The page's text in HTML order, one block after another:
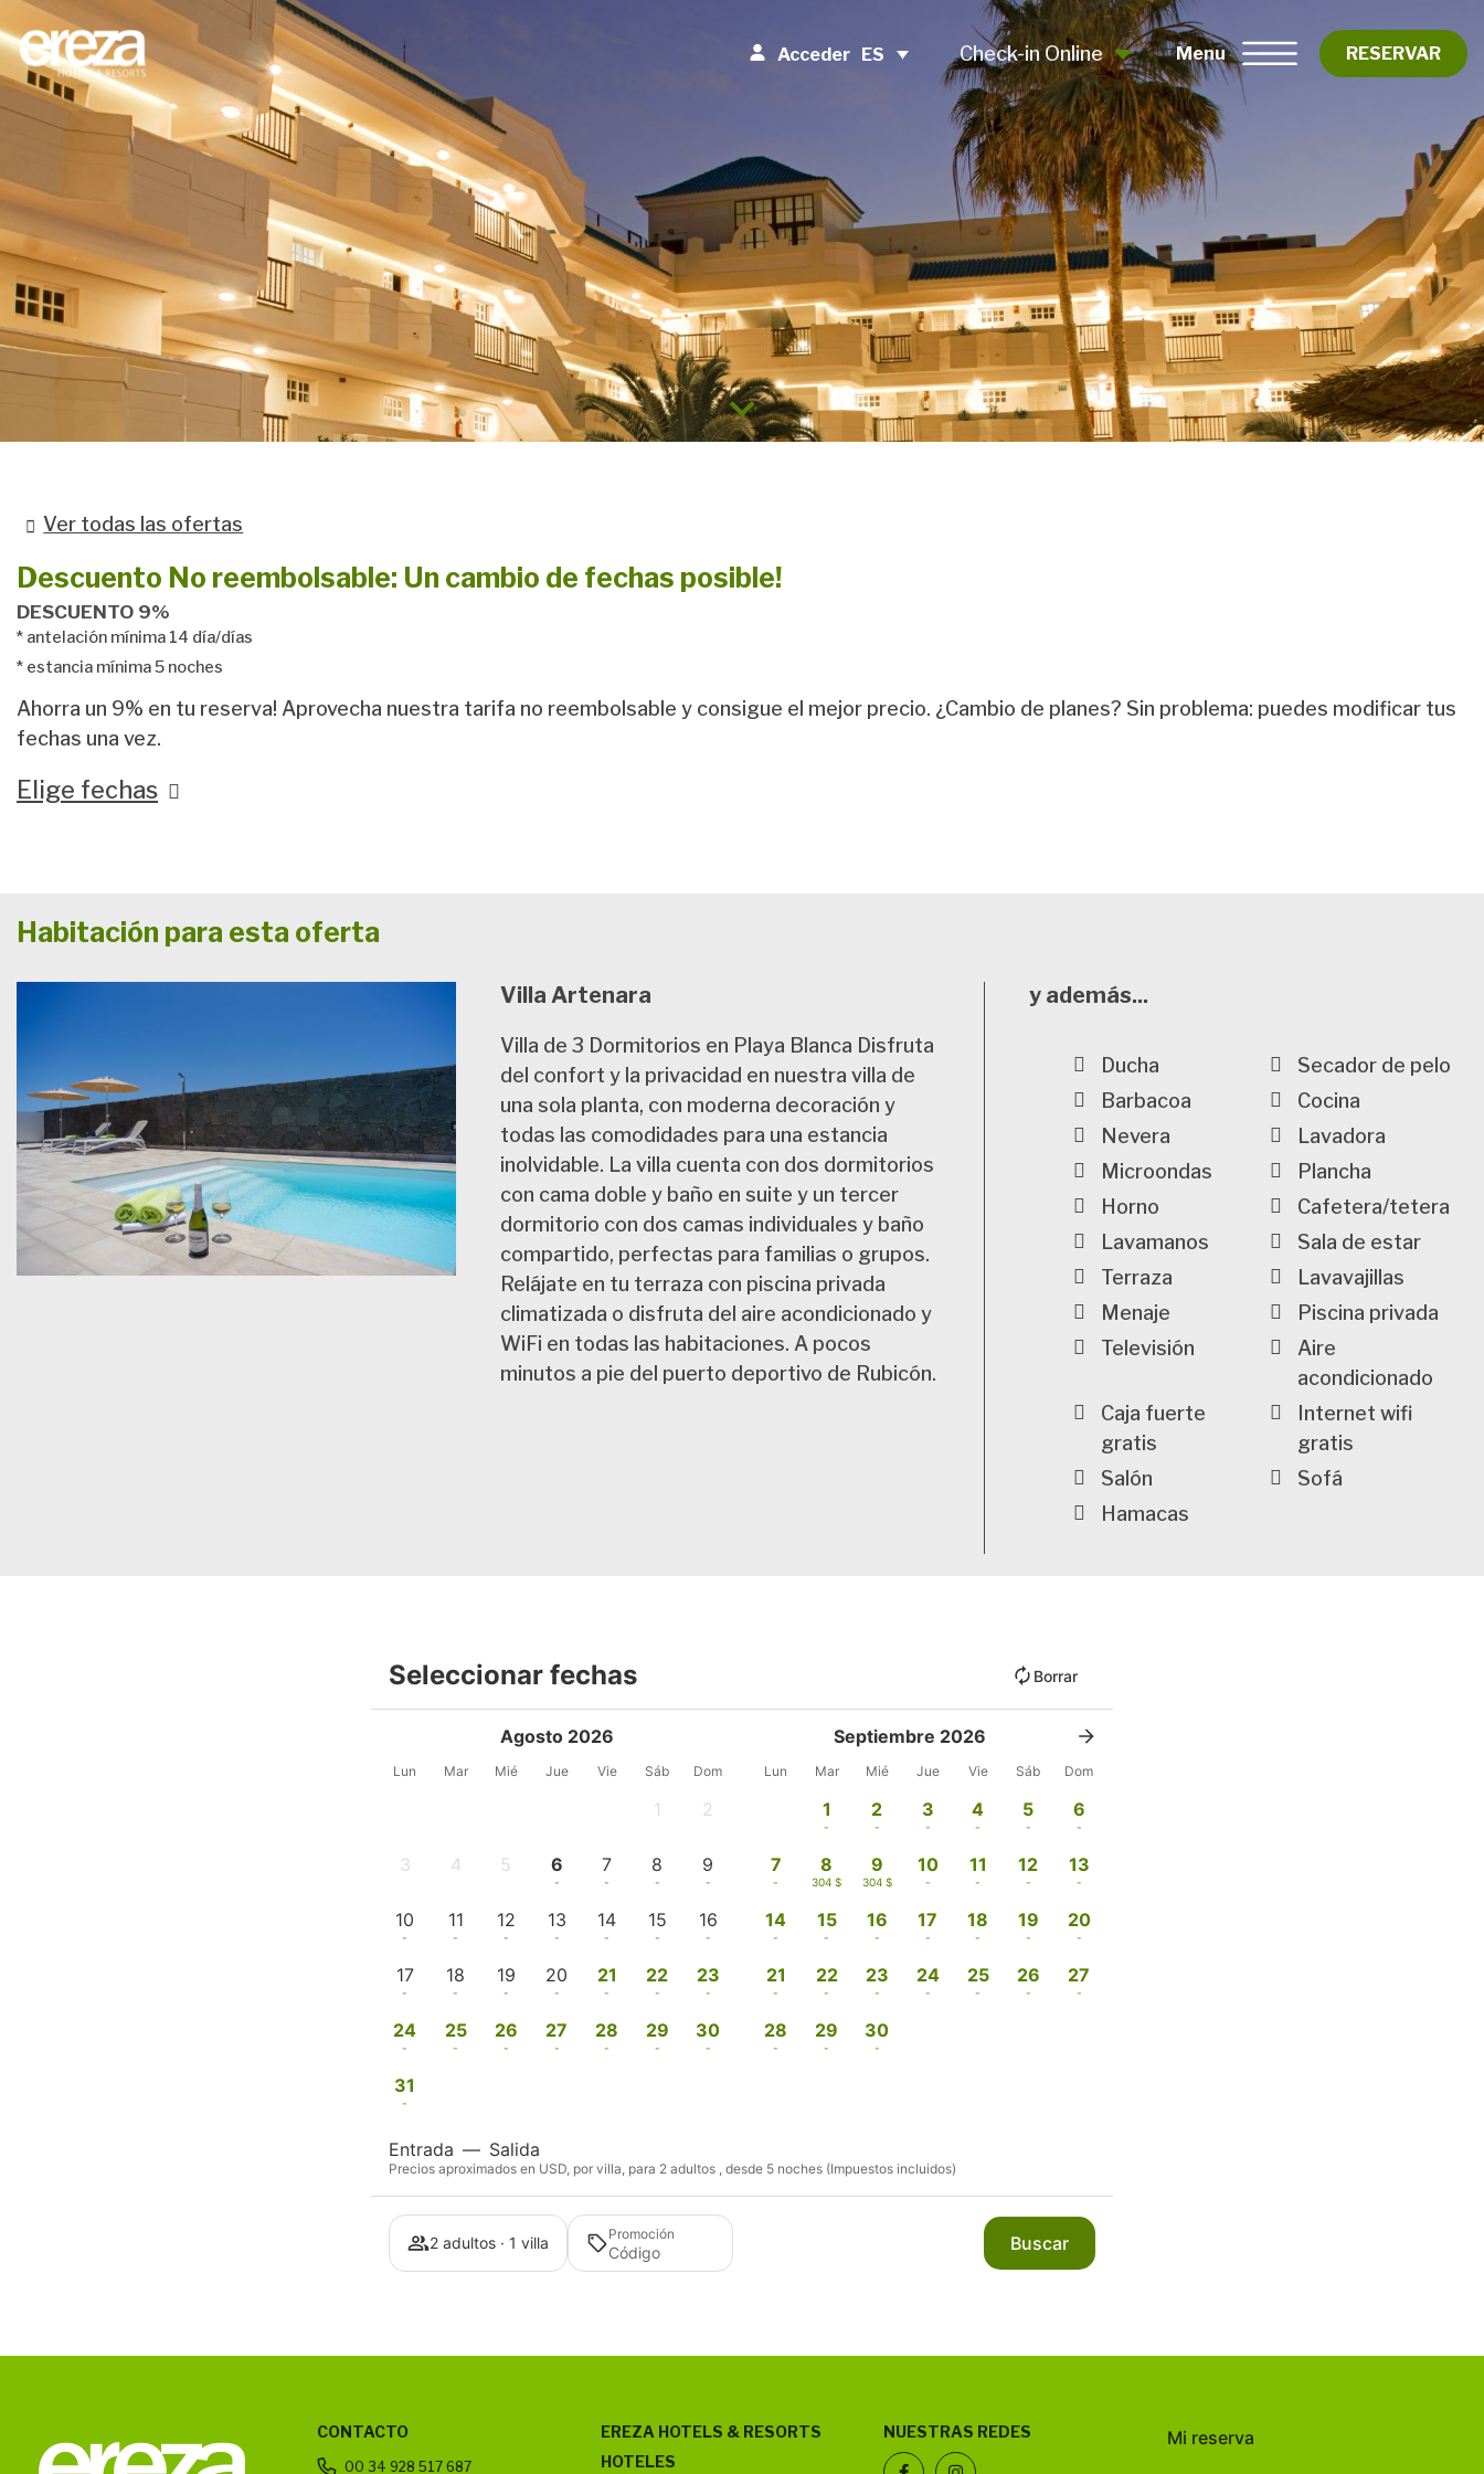
Acceder ES Check-in Online Menu RESERVAR
Ver todas las ofertas
Descuento No reembolsable: Un cambio de fechas posible!
DESCUENTO 9%
antelación mínima 14 día/días
estancia mínima 5 noches
Ahorra un 9% en tu reserva! Aprovecha nuestra tarifa no reembolsable y consigue el mejor precio. ¿Cambio de planes? Sin problema: puedes modificar tus
fechas una vez.
Elige fechas
Habitación para esta oferta
Villa Artenara
Villa de 3 Dormitorios en Playa Blanca Disfruta
del confort y la privacidad en nuestra villa de
una sola planta, con moderna decoración y
todas las comodidades para una estancia
inolvidable. La villa cuenta con dos dormitorios
con cama doble y baño en suite y un tercer
dormitorio con dos camas individuales y baño
compartido, perfectas para familias o grupos.
Relájate en tu terraza con piscina privada
climatizada o disfruta del aire acondicionado y
WiFi en todas las habitaciones. A pocos
minutos a pie del puerto deportivo de Rubicón.
y además...
Ducha
Secador de pelo
Barbacoa
Cocina
Nevera
Lavadora
Microondas
Plancha
Horno
Cafetera/tetera
Lavamanos
Sala de estar
Terraza
Lavavajillas
Menaje
Piscina privada
Televisión
Aire
acondicionado
Caja fuerte
gratis
Internet wifi
gratis
Salón
Sofá
Hamacas
Seleccionar fechas Borrar
Agosto 2026
Lun Mar Mié Jue Vie Sáb Dom
1 2
3 4 5 6
-
7
-
8
-
9
-
10
-
11
-
12
-
13
-
14
-
15
-
16
-
17
-
18
-
19
-
20
-
21
-
22
-
23
-
24
-
25
-
26
-
27
-
28
-
29
-
30
-
31
-
Septiembre 2026
Lun Mar Mié Jue Vie Sáb Dom
1
-
2
-
3
-
4
-
5
-
6
-
7
-
8
304 $
9
304 $
10
-
11
-
12
-
13
-
14
-
15
-
16
-
17
-
18
-
19
-
20
-
21
-
22
-
23
-
24
-
25
-
26
-
27
-
28
-
29
-
30
-
Entrada — Salida
Precios aproximados en USD, por villa, para 2 adultos , desde 5 noches (Impuestos incluidos)
2 adultos · 1 villa Promoción Buscar
CONTACTO
00 34 928 517 687
EREZA HOTELS & RESORTS
HOTELES
NUESTRAS REDES Mi reserva